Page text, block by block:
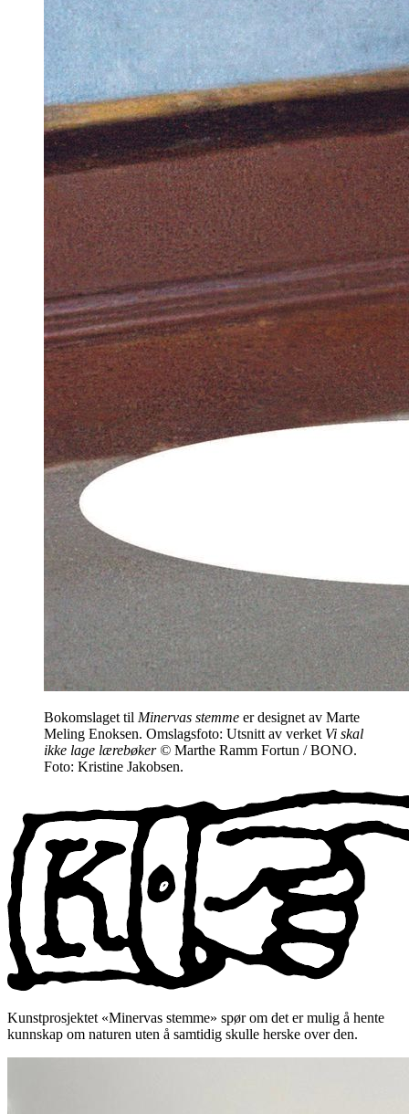
Bokomslaget til Minervas stemme er designet av Marte
Meling Enoksen. Omslagsfoto: Utsnitt av verket Vi skal
ikke lage lærebøker © Marthe Ramm Fortun / BONO.
Foto: Kristine Jakobsen.
Kunstprosjektet «Minervas stemme» spør om det er mulig å hente
kunnskap om naturen uten å samtidig skulle herske over den.